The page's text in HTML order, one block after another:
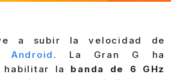
a subir la velocidad de
Android . La Gran G ha
habilitar la banda de 6 GHz